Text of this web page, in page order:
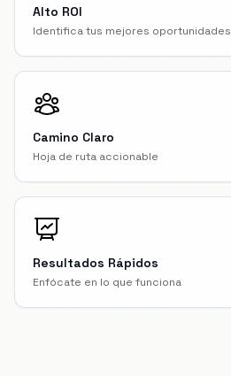
Alto ROI
Identifica tus mejores oportunidades
Camino Claro
Hoja de ruta accionable
Resultados Rápidos
Enfócate en lo que funciona